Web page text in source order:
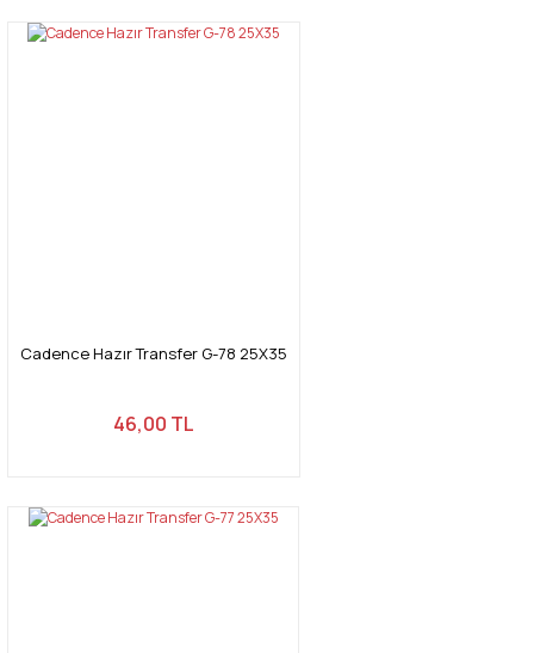
Cadence Hazır Transfer G-78 25X35
46,00 TL